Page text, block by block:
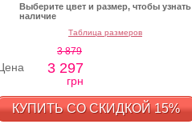
Выберите цвет и размер, чтобы узнать
наличие
Таблица размеров
3 879
3 297
грн
КУПИТЬ СО СКИДКОЙ 15%